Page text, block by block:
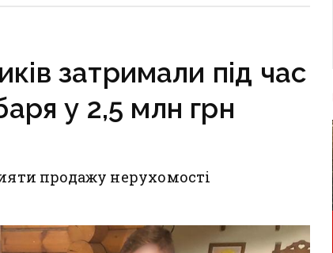
затримали під час
у 2,5 млн грн
продажу нерухомості